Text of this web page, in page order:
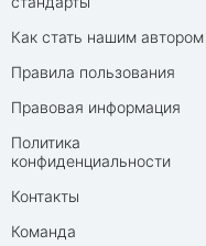
Как стать нашим автором
Правила пользования
Правовая информация
Политика
конфиденциальности
Контакты
Команда